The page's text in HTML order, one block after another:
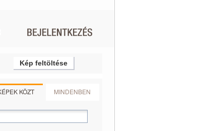
Kép feltöltése
KÖZT MINDENBEN